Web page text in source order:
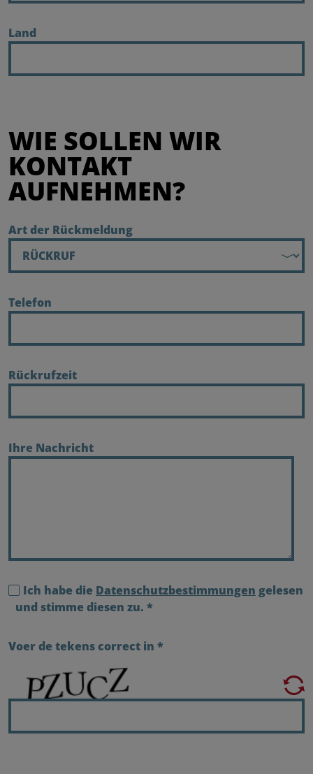
Land
WIE SOLLEN WIR
KONTAKT
AUFNEHMEN?
Art der Rückmeldung
Telefon
Rückrufzeit
Ihre Nachricht
Ich habe die Datenschutzbestimmungen gelesen
und stimme diesen zu. *
Voer de tekens correct in *